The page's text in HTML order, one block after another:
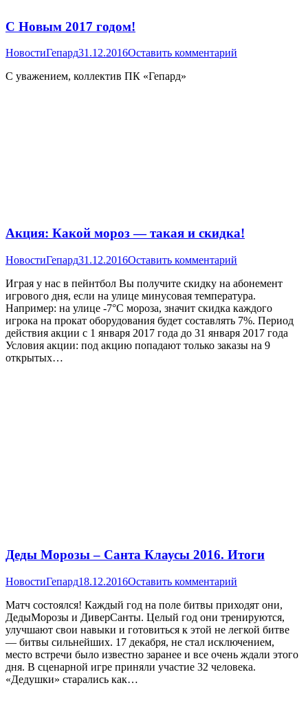
С Новым 2017 годом!
НовостиГепард31.12.2016Оставить комментарий
С уважением, коллектив ПК «Гепард»
Акция: Какой мороз — такая и скидка!
НовостиГепард31.12.2016Оставить комментарий
Играя у нас в пейнтбол Вы получите скидку на абонемент
игрового дня, если на улице минусовая температура.
Например: на улице -7°С мороза, значит скидка каждого
игрока на прокат оборудования будет составлять 7%. Период
действия акции с 1 января 2017 года до 31 января 2017 года
Условия акции: под акцию попадают только заказы на 9
открытых…
Деды Морозы – Санта Клаусы 2016. Итоги
НовостиГепард18.12.2016Оставить комментарий
Матч состоялся! Каждый год на поле битвы приходят они,
ДедыМорозы и ДиверСанты. Целый год они тренируются,
улучшают свои навыки и готовиться к этой не легкой битве
— битвы сильнейших. 17 декабря, не стал исключением,
место встречи было известно заранее и все очень ждали этого
дня. В сценарной игре приняли участие 32 человека.
«Дедушки» старались как…